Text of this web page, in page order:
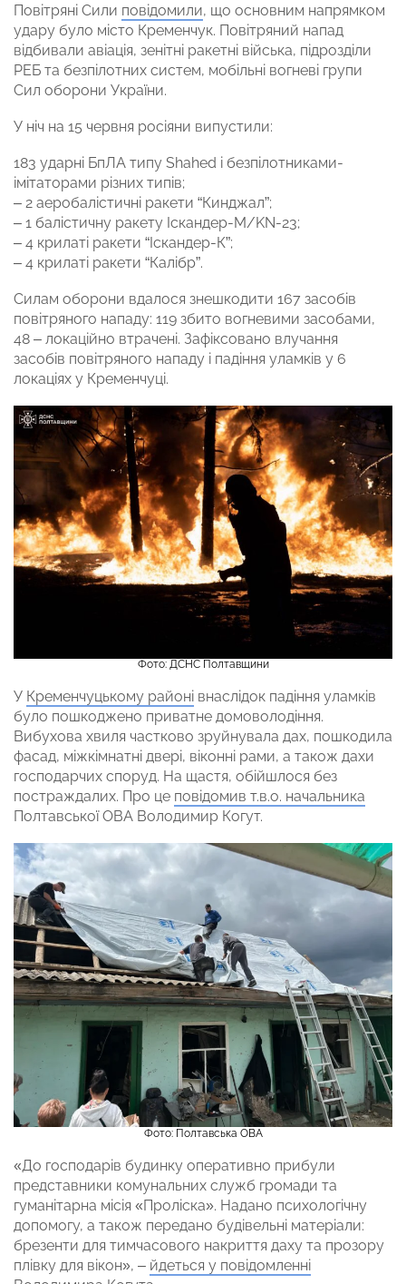
Повітряні Сили повідомили, що основним напрямком
удару було місто Кременчук. Повітряний напад
відбивали авіація, зенітні ракетні війська, підрозділи
РЕБ та безпілотних систем, мобільні вогневі групи
Сил оборони України.
У ніч на 15 червня росіяни випустили:
183 ударні БпЛА типу Shahed і безпілотниками-
імітаторами різних типів;
– 2 аеробалістичні ракети “Кинджал”;
– 1 балістичну ракету Іскандер-М/KN-23;
– 4 крилаті ракети “Іскандер-К”;
– 4 крилаті ракети “Калібр”.
Силам оборони вдалося знешкодити 167 засобів
повітряного нападу: 119 збито вогневими засобами,
48 – локаційно втрачені. Зафіксовано влучання
засобів повітряного нападу і падіння уламків у 6
локаціях у Кременчуці.
Фото: ДСНС Полтавщини
У Кременчуцькому районі внаслідок падіння уламків
було пошкоджено приватне домоволодіння.
Вибухова хвиля частково зруйнувала дах, пошкодила
фасад, міжкімнатні двері, віконні рами, а також дахи
господарчих споруд. На щастя, обійшлося без
постраждалих. Про це повідомив т.в.о. начальника
Полтавської ОВА Володимир Когут.
Фото: Полтавська ОВА
«До господарів будинку оперативно прибули
представники комунальних служб громади та
гуманітарна місія «Проліска». Надано психологічну
допомогу, а також передано будівельні матеріали:
брезенти для тимчасового накриття даху та прозору
плівку для вікон», – йдеться у повідомленні